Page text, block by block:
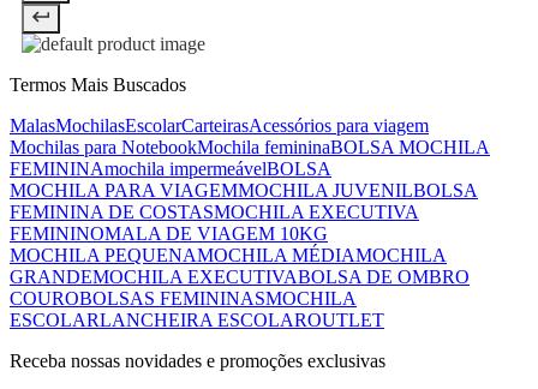
Termos Mais Buscados
MalasMochilasEscolarCarteirasAcessórios para viagem
Mochilas para NotebookMochila femininaBOLSA MOCHILA
FEMININAmochila impermeávelBOLSA
MOCHILA PARA VIAGEMMOCHILA JUVENILBOLSA
FEMININA DE COSTASMOCHILA EXECUTIVA
FEMININOMALA DE VIAGEM 10KG
MOCHILA PEQUENAMOCHILA MÉDIAMOCHILA
GRANDEMOCHILA EXECUTIVABOLSA DE OMBRO
COUROBOLSAS FEMININASMOCHILA
ESCOLARLANCHEIRA ESCOLAROUTLET
Receba nossas novidades e promoções exclusivas